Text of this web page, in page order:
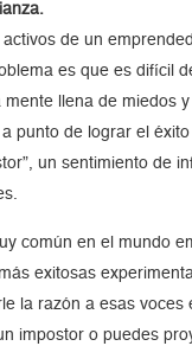
de un
es que es difícil
mente llena de miedos
punto de lograr el éxito
un sentimiento de
común en el mundo
exitosas
la razón a esas voces
impostor o puedes